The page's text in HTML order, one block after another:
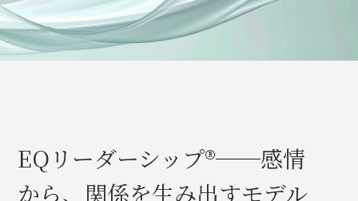
EQリーダーシップ®──感情
から、関係を生み出すモデル